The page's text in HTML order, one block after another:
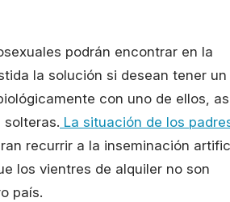
podrán encontrar en la
la solución si desean tener un
con uno de ellos,
solteras. La situación de los
recurrir a la inseminación
los vientres de alquiler no son
país.